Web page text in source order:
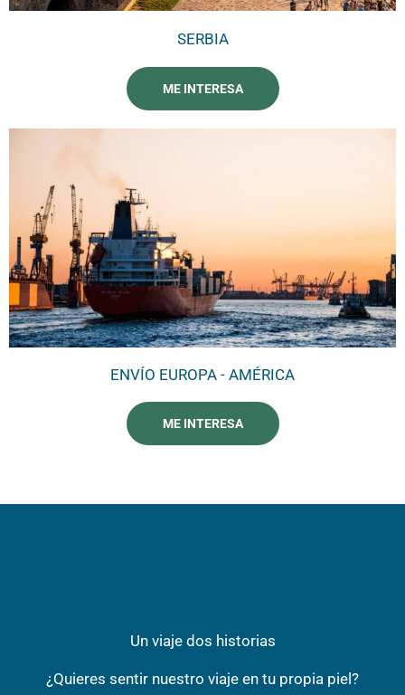
SERBIA
ME INTERESA
ENVÍO EUROPA - AMÉRICA
ME INTERESA
Un viaje dos historias
¿Quieres sentir nuestro viaje en tu propia piel?